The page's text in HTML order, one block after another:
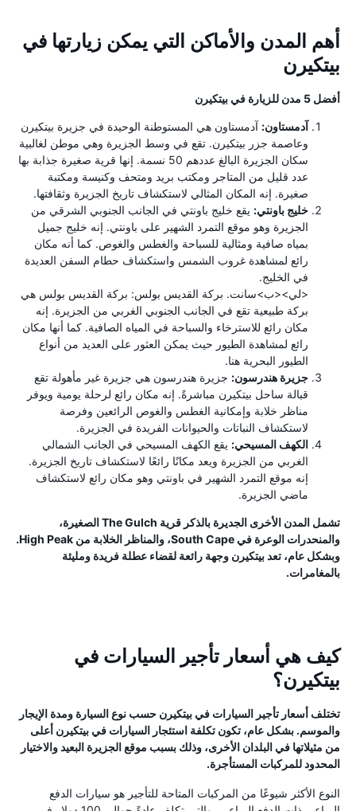
أهم المدن والأماكن التي يمكن زيارتها في
بيتكيرن
أفضل 5 مدن للزيارة في بيتكيرن
آدمستاون: آدمستاون هي المستوطنة الوحيدة في جزيرة بيتكيرن
وعاصمة جزر بيتكيرن. تقع في وسط الجزيرة وهي موطن لغالبية
سكان الجزيرة البالغ عددهم 50 نسمة. إنها قرية صغيرة جذابة بها
عدد قليل من المتاجر ومكتب بريد ومتحف وكنيسة ومكتبة
صغيرة. إنه المكان المثالي لاستكشاف تاريخ الجزيرة وثقافتها.
خليج باونتي: يقع خليج باونتي في الجانب الجنوبي الشرقي من
الجزيرة وهو موقع التمرد الشهير على باونتي. إنه خليج جميل
بمياه صافية ومثالية للسباحة والغطس والغوص. كما أنه مكان
رائع لمشاهدة غروب الشمس واستكشاف حطام السفن العديدة
في الخليج.
<لي><ب>سانت. بركة القديس بولس: بركة القديس بولس هي
بركة طبيعية تقع في الجانب الجنوبي الغربي من الجزيرة. إنه
مكان رائع للاسترخاء والسباحة في المياه الصافية. كما أنها مكان
رائع لمشاهدة الطيور حيث يمكن العثور على العديد من أنواع
الطيور البحرية هنا.
جزيرة هندرسون: جزيرة هندرسون هي جزيرة غير مأهولة تقع
قبالة ساحل بيتكيرن مباشرةً. إنه مكان رائع لرحلة يومية ويوفر
مناظر خلابة وإمكانية الغطس والغوص الرائعين وفرصة
لاستكشاف النباتات والحيوانات الفريدة في الجزيرة.
الكهف المسيحي: يقع الكهف المسيحي في الجانب الشمالي
الغربي من الجزيرة ويعد مكانًا رائعًا لاستكشاف تاريخ الجزيرة.
إنه موقع التمرد الشهير في باونتي وهو مكان رائع لاستكشاف
ماضي الجزيرة.
تشمل المدن الأخرى الجديرة بالذكر قرية The Gulch الصغيرة،
والمنحدرات الوعرة في South Cape، والمناظر الخلابة من High Peak.
وبشكل عام، تعد بيتكيرن وجهة رائعة لقضاء عطلة فريدة ومليئة
بالمغامرات.
كيف هي أسعار تأجير السيارات في
بيتكيرن؟
تختلف أسعار تأجير السيارات في بيتكيرن حسب نوع السيارة ومدة الإيجار
والموسم. بشكل عام، تكون تكلفة استئجار السيارات في بيتكيرن أعلى
من مثيلاتها في البلدان الأخرى، وذلك بسبب موقع الجزيرة البعيد والاختيار
المحدود للمركبات المستأجرة.
النوع الأكثر شيوعًا من المركبات المتاحة للتأجير هو سيارات الدفع